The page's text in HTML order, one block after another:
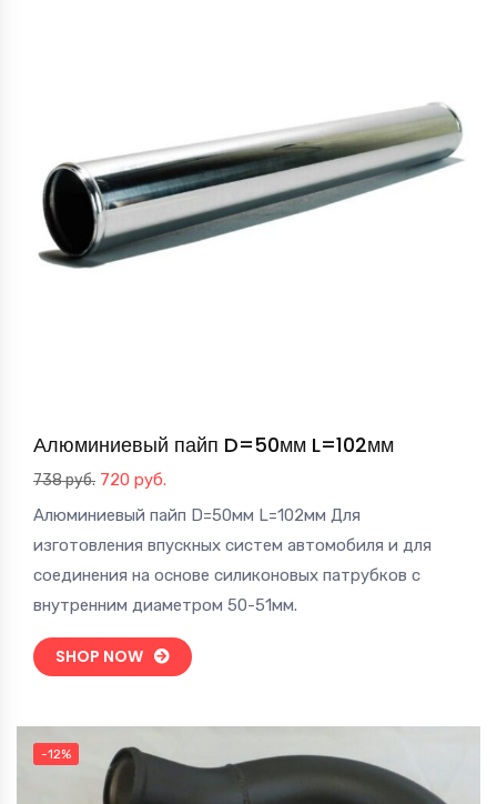
Алюминиевый пайп D=50мм L=102мм
738руб. Первоначальная
цена
составляла
738 руб..
720 руб.
цена:
720 руб..
Алюминиевый пайп D=50мм L=102мм Для
изготовления впускных систем автомобиля и для
соединения на основе силиконовых патрубков с
внутренним диаметром 50-51мм.
SHOP NOW
-12%